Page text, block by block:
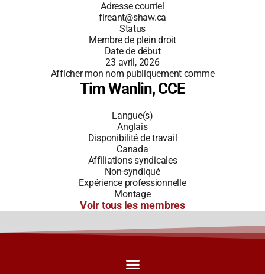
Adresse courriel
fireant@shaw.ca
Status
Membre de plein droit
Date de début
23 avril, 2026
Afficher mon nom publiquement comme
Tim Wanlin, CCE
Langue(s)
Anglais
Disponibilité de travail
Canada
Affiliations syndicales
Non-syndiqué
Expérience professionnelle
Montage
Voir tous les membres